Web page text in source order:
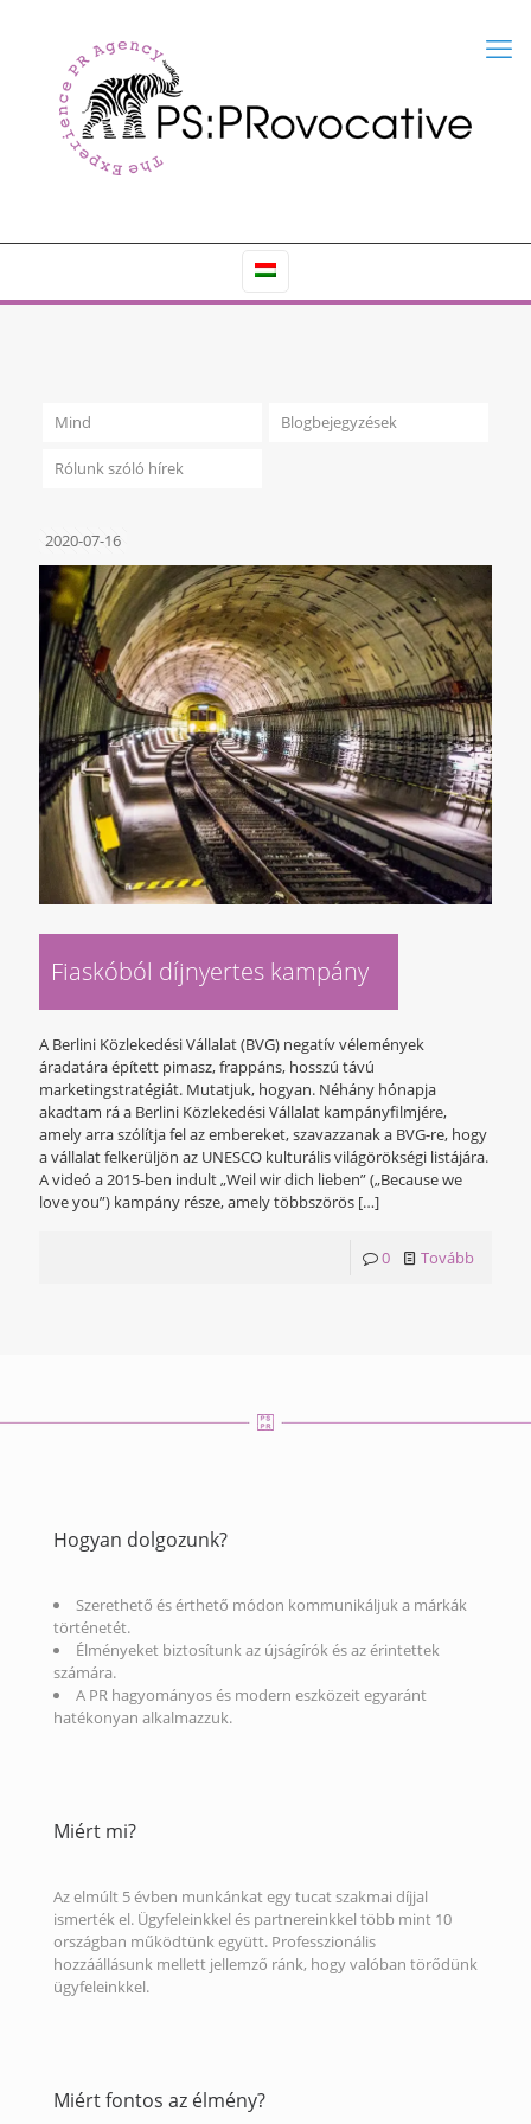
Mind Blogbejegyzések
Rólunk szóló hírek
2020-07-16
Fiaskóból díjnyertes kampány
A Berlini Közlekedési Vállalat (BVG) negatív vélemények
áradatára épített pimasz, frappáns, hosszú távú
marketingstratégiát. Mutatjuk, hogyan. Néhány hónapja
akadtam rá a Berlini Közlekedési Vállalat kampányfilmjére,
amely arra szólítja fel az embereket, szavazzanak a BVG-re, hogy
a vállalat felkerüljön az UNESCO kulturális világörökségi listájára.
A videó a 2015-ben indult „Weil wir dich lieben” („Because we
love you”) kampány része, amely többszörös […]
0 Tovább
Hogyan dolgozunk?
Szerethető és érthető módon kommunikáljuk a márkák
történetét.
Élményeket biztosítunk az újságírók és az érintettek
számára.
A PR hagyományos és modern eszközeit egyaránt
hatékonyan alkalmazzuk.
Miért mi?
Az elmúlt 5 évben munkánkat egy tucat szakmai díjjal
ismerték el. Ügyfeleinkkel és partnereinkkel több mint 10
országban működtünk együtt. Professzionális
hozzáállásunk mellett jellemző ránk, hogy valóban törődünk
ügyfeleinkkel.
Miért fontos az élmény?